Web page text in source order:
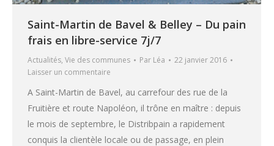
Saint-Martin de Bavel & Belley – Du pain
frais en libre-service 7j/7
Actualités, Vie des communes Par Léa
22 janvier 2016
Laisser un commentaire
A Saint-Martin de Bavel, au carrefour des rue de la
Fruitière et route Napoléon, il trône en maître : depuis
le mois de septembre, le Distribpain a rapidement
conquis la clientèle locale ou de passage, en plein